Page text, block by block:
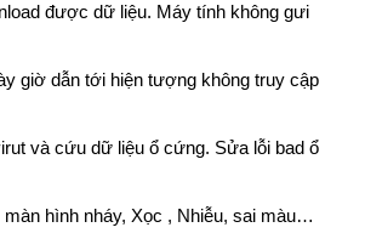
được dữ liệu. Máy tính không gưi
giờ dẫn tới hiện tượng không truy cập
và cứu dữ liệu ổ cứng. Sửa lỗi bad ổ
hình nháy, Xọc , Nhiễu, sai màu…